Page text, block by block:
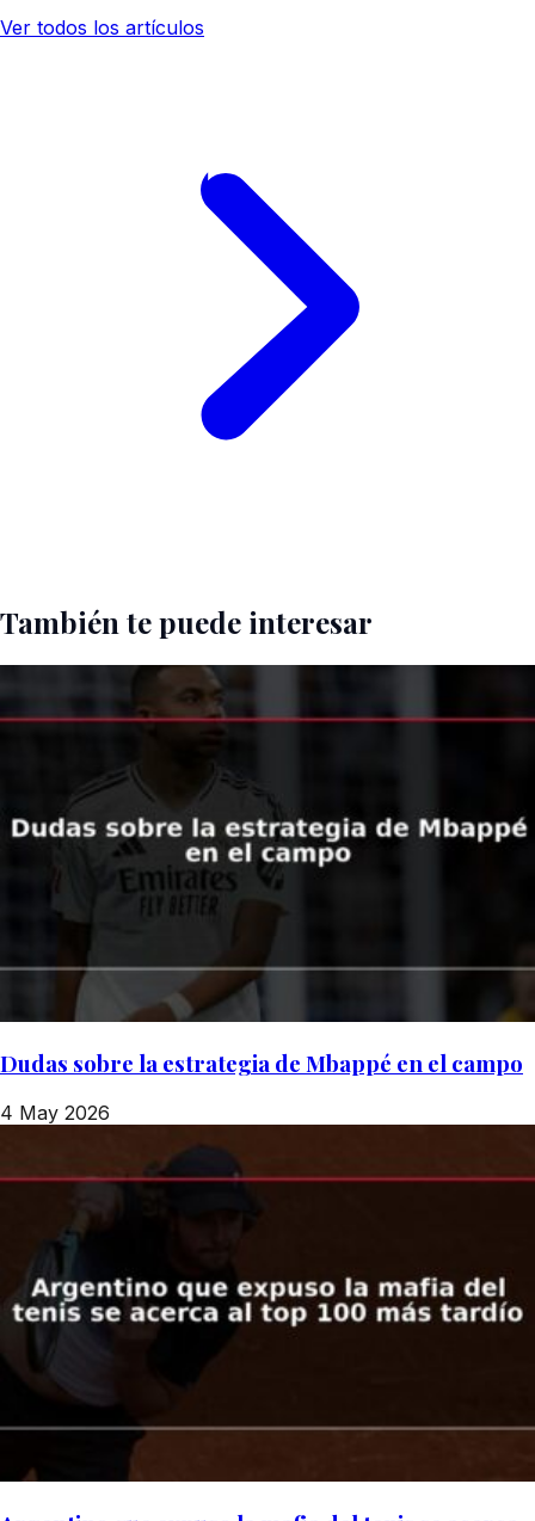
Ver todos los artículos
También te puede interesar
Dudas sobre la estrategia de Mbappé en el campo
4 May 2026